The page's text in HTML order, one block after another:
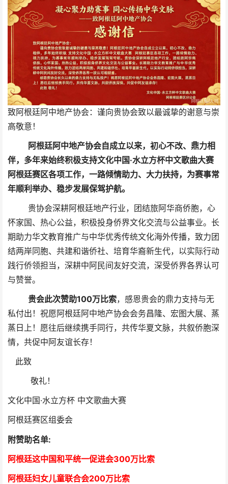
致阿根廷阿中地产协会：谨向贵协会致以最诚挚的谢意与崇
高敬意！
阿根廷阿中地产协会自成立以来，初心不改、鼎力相
伴，多年来始终积极支持文化中国·水立方杯中文歌曲大赛
阿根廷赛区各项工作，一路倾情助力、大力扶持，为赛事常
年顺利举办、稳步发展保驾护航。
贵协会深耕阿根廷地产行业，团结旅阿华商侨胞，心
怀家国、热心公益，积极投身侨界文化交流与公益事业。长
期助力华文教育推广与中华优秀传统文化海外传播，致力团
结两岸同胞、共建和谐侨社、培育华裔新生代，以实际行动
践行侨领担当，深耕中阿民间友好交流，深受侨界各界认可
与赞誉。
贵会此次赞助100万比索， 感恩贵会的鼎力支持与无
私付出！祝愿阿根廷阿中地产协会会务昌隆、宏图大展、蒸
蒸日上！愿往后继续携手同行，共传华夏文脉，共叙侨胞深
情，共促中阿友谊长存！
此致
敬礼！
文化中国·水立方杯 中文歌曲大赛
阿根廷赛区组委会
附赞助名单:
阿根廷这中国和平统一促进会300万比索
阿根廷妇女儿童联合会200万比索